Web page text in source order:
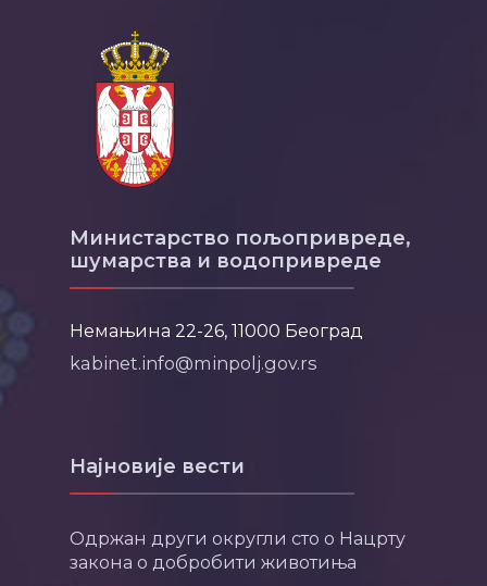
Министарство пољопривреде,
шумарства и водопривреде
Немањина 22-26, 11000 Београд
kabinet.info@minpolj.gov.rs
Најновије вести
Одржан други округли сто о Нацрту
закона о добробити животиња